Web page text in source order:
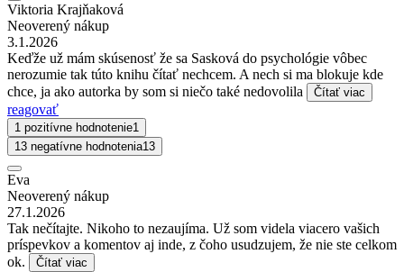
Viktoria Krajňaková
Neoverený nákup
3.1.2026
Keďže už mám skúsenosť že sa Sasková do psychológie vôbec
nerozumie tak túto knihu čítať nechcem. A nech si ma blokuje kde
chce, ja ako autorka by som si niečo také nedovolila
Čítať viac
reagovať
1 pozitívne hodnotenie1
13 negatívne hodnotenia13
Eva
Neoverený nákup
27.1.2026
Tak nečítajte. Nikoho to nezaujíma. Už som videla viacero vašich
príspevkov a komentov aj inde, z čoho usudzujem, že nie ste celkom
ok.
Čítať viac